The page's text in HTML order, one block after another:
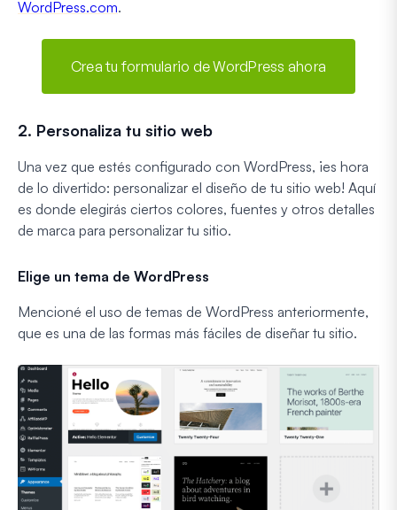
WordPress.com.
Crea tu formulario de WordPress ahora
2. Personaliza tu sitio web
Una vez que estés configurado con WordPress, ¡es hora
de lo divertido: personalizar el diseño de tu sitio web! Aquí
es donde elegirás ciertos colores, fuentes y otros detalles
de marca para personalizar tu sitio.
Elige un tema de WordPress
Mencioné el uso de temas de WordPress anteriormente,
que es una de las formas más fáciles de diseñar tu sitio.